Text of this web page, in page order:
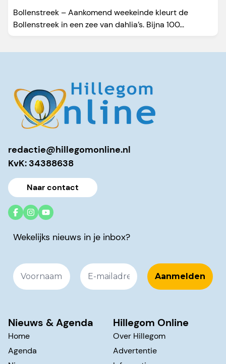
Bollenstreek – Aankomend weekeinde kleurt de
Bollenstreek in een zee van dahlia’s. Bijna 100...
redactie@hillegomonline.nl
KvK: 34388638
Naar contact
Wekelijks nieuws in je inbox?
Nieuws & Agenda
Home
Agenda
Hillegom Online
Over Hillegom
Advertentie